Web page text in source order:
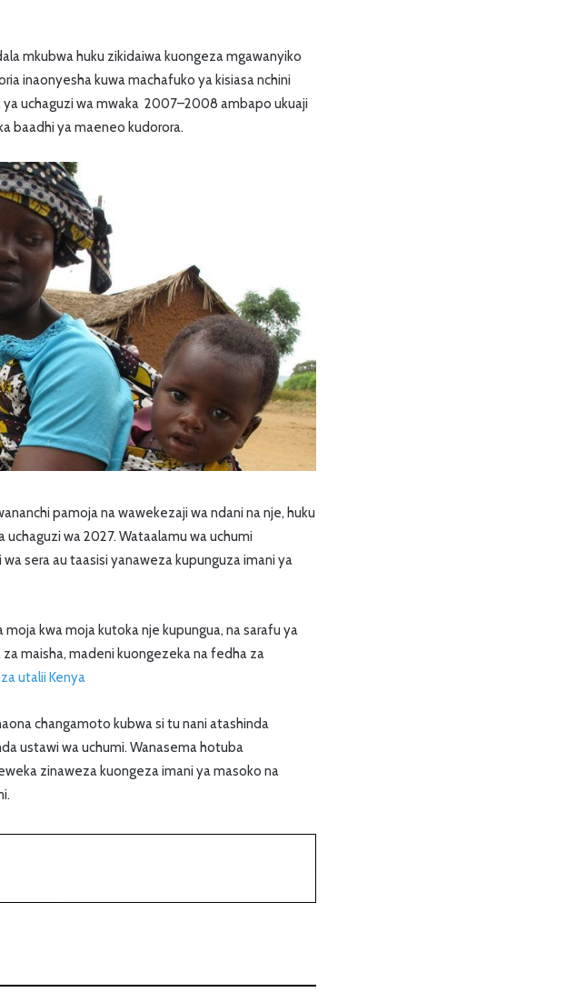
mkubwa huku zikidaiwa kuongeza mgawanyiko
inaonyesha kuwa machafuko ya kisiasa nchini
ya uchaguzi wa mwaka 2007–2008 ambapo ukuaji
baadhi ya maeneo kudorora.
pamoja na wawekezaji wa ndani na nje, huku
uchaguzi wa 2027. Wataalamu wa uchumi
sera au taasisi yanaweza kupunguza imani ya
kwa moja kutoka nje kupungua, na sarafu ya
maisha, madeni kuongezeka na fedha za
utalii Kenya
changamoto kubwa si tu nani atashinda
ustawi wa uchumi. Wanasema hotuba
zinaweza kuongeza imani ya masoko na